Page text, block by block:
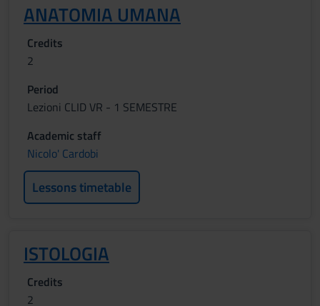
ANATOMIA UMANA
Credits
2
Period
Lezioni CLID VR - 1 SEMESTRE
Academic staff
Nicolo' Cardobi
Lessons timetable
ISTOLOGIA
Credits
2